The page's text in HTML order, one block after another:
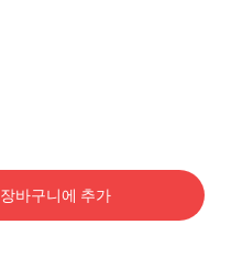
장바구니에 추가